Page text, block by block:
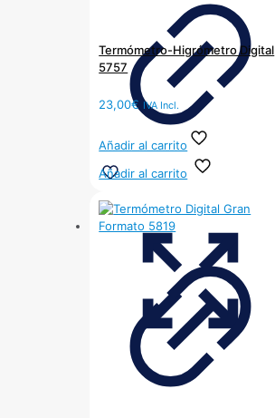
Termómetro-Higrómetro Digital
5757
23,00€ IVA Incl.
Añadir al carrito
Añadir al carrito